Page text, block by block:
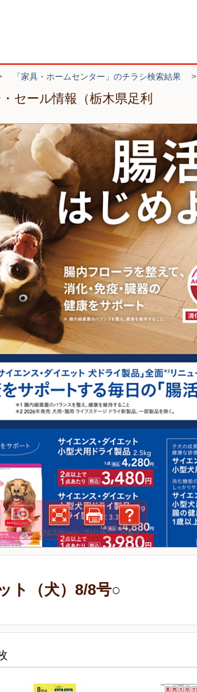
「家具・ホームセンター」のチラシ検索結果
セール情報（栃木県足利
ト（犬）8/8号○